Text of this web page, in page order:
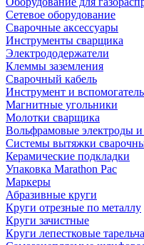
Сетевое оборудование
Сварочные аксессуары
Инструменты сварщика
Электрододержатели
Клеммы заземления
Сварочный кабель
Инструмент и
Магнитные угольники
Молотки сварщика
Вольфрамовые электроды
Системы вытяжки
Керамические подкладки
Упаковка Marathon Pac
Маркеры
Абразивные круги
Круги отрезные по металлу
Круги зачистные
Круги лепестковые